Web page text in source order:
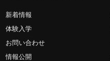
新着情報
体験入学
お問い合わせ
情報公開